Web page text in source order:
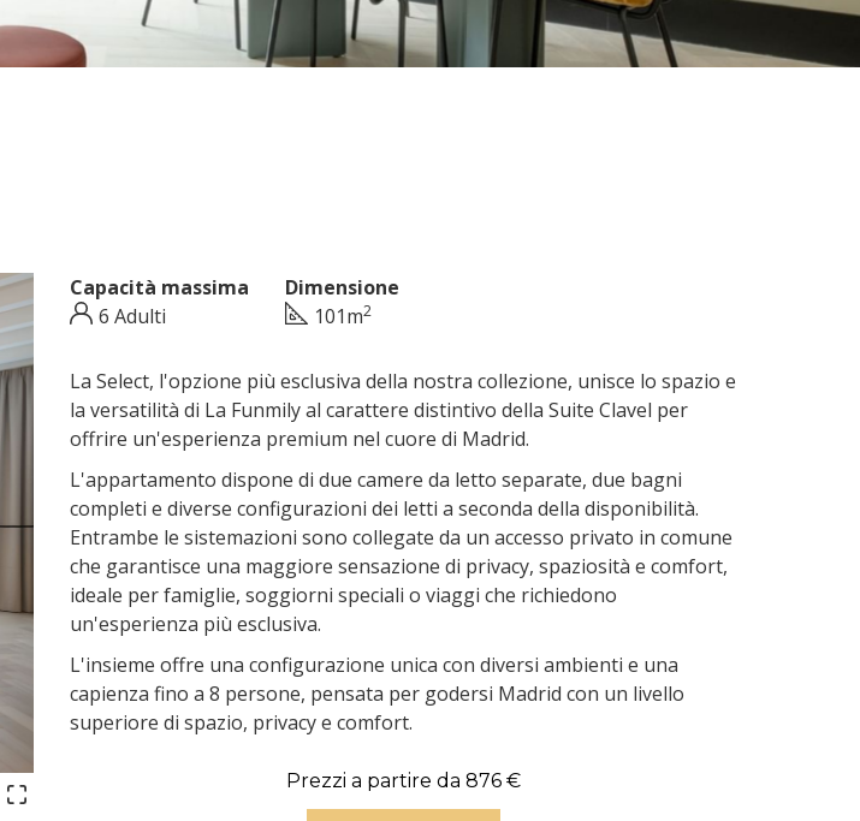
Seguente
Capacità massima
6 Adulti
Dimensione
101m2
La Select, l'opzione più esclusiva della nostra collezione, unisce lo spazio e
la versatilità di La Funmily al carattere distintivo della Suite Clavel per
offrire un'esperienza premium nel cuore di Madrid.
L'appartamento dispone di due camere da letto separate, due bagni
completi e diverse configurazioni dei letti a seconda della disponibilità.
Entrambe le sistemazioni sono collegate da un accesso privato in comune
che garantisce una maggiore sensazione di privacy, spaziosità e comfort,
ideale per famiglie, soggiorni speciali o viaggi che richiedono
un'esperienza più esclusiva.
L'insieme offre una configurazione unica con diversi ambienti e una
capienza fino a 8 persone, pensata per godersi Madrid con un livello
superiore di spazio, privacy e comfort.
Prezzi a partire da 876 €